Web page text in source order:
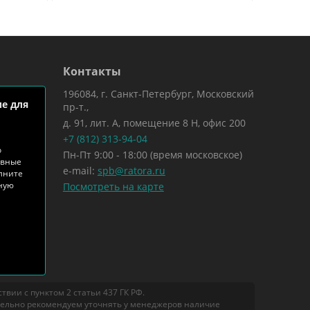
для
Контакты
196084, г. Санкт-Петербург, Московский
пр-т.,
д. 91, лит. А, помещение 8 Н, офис 200
+7 (812) 313-94-04
Пн-Пт 9:00 - 18:00 (время московское)
e-mail: spb@ratora.ru
Посмотреть на карте
с пунктом 2 статьи 437 ГК РФ.
рекомендуем уточнять у менеджеров наличие